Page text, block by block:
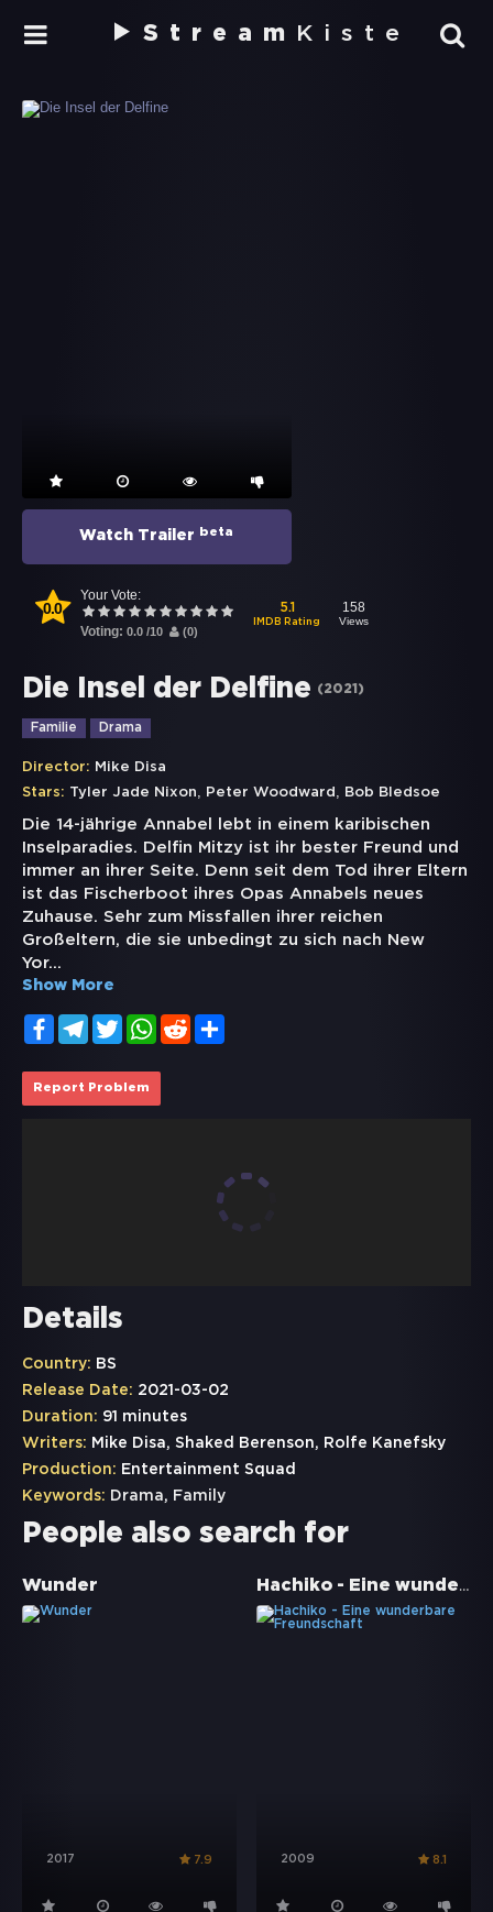
Stream Kiste
Watch Trailer beta
0.0
Your Vote:
Voting: 0.0 /10 (0)
5.1
IMDB Rating
158
Views
Die Insel der Delfine (2021 )
Familie Drama
Director: Mike Disa
Stars: Tyler Jade Nixon, Peter Woodward , Bob Bledsoe
Die 14-jährige Annabel lebt in einem karibischen
Inselparadies. Delfin Mitzy ist ihr bester Freund und
immer an ihrer Seite. Denn seit dem Tod ihrer Eltern
ist das Fischerboot ihres Opas Annabels neues
Zuhause. Sehr zum Missfallen ihrer reichen
Großeltern, die sie unbedingt zu sich nach New
Yor...
Show More
FacebookTelegramTwitterWhatsApp
Reddit
Report Problem
Details
Country: BS
Release Date: 2021-03-02
Duration: 91 minutes
Writers: Mike Disa, Shaked Berenson, Rolfe Kanefsky
Production: Entertainment Squad
Keywords: Drama, Family
People also search for
Wunder
2017 7.9
Hachiko - Eine wunderbare Freundschaft
2009 8.1